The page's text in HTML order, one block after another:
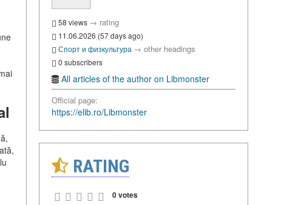
58 views → rating
11.06.2026 (57 days ago)
Спорт и физкультура → other headings
0 subscribers
All articles of the author on Libmonster
Official page:
https://elib.ro/Libmonster
RATING
0 votes